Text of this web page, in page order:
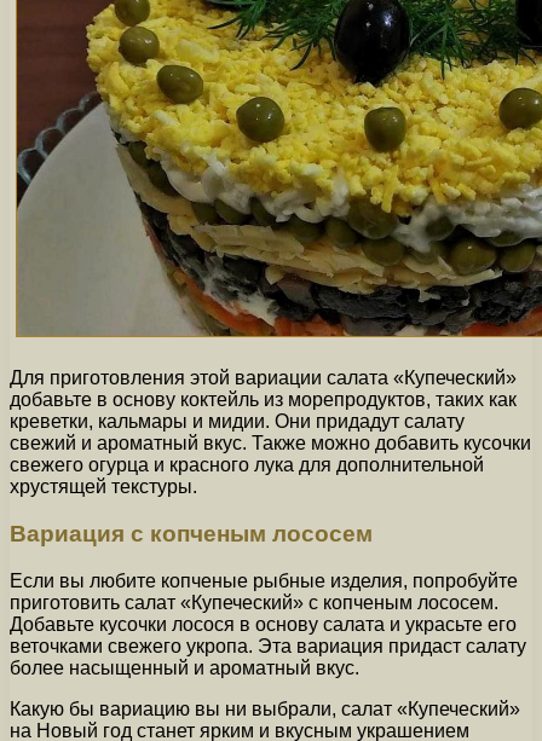
Для приготовления этой вариации салата «Купеческий»
добавьте в основу коктейль из морепродуктов, таких как
креветки, кальмары и мидии. Они придадут салату
свежий и ароматный вкус. Также можно добавить кусочки
свежего огурца и красного лука для дополнительной
хрустящей текстуры.
Вариация с копченым лососем
Если вы любите копченые рыбные изделия, попробуйте
приготовить салат «Купеческий» с копченым лососем.
Добавьте кусочки лосося в основу салата и украсьте его
веточками свежего укропа. Эта вариация придаст салату
более насыщенный и ароматный вкус.
Какую бы вариацию вы ни выбрали, салат «Купеческий»
на Новый год станет ярким и вкусным украшением